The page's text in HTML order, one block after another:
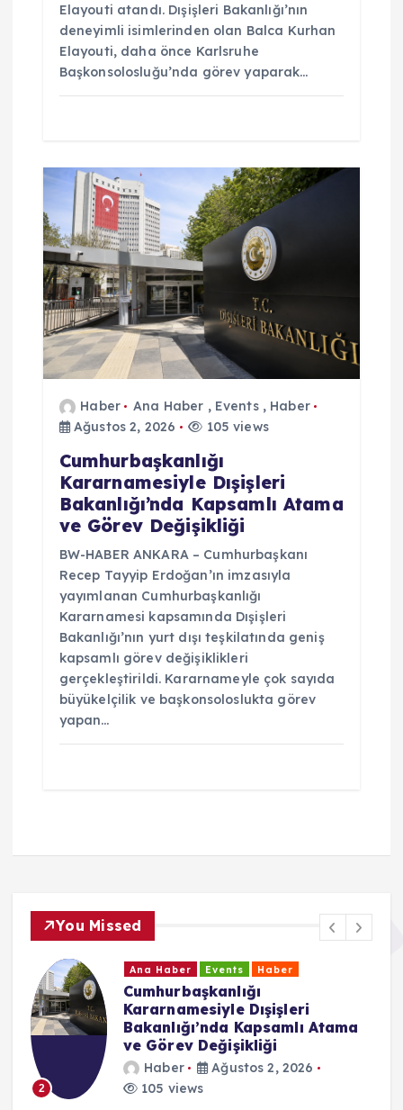
Elayouti atandı. Dışişleri Bakanlığı’nın
deneyimli isimlerinden olan Balca Kurhan
Elayouti, daha önce Karlsruhe
Başkonsolosluğu’nda görev yaparak…
Haber Ana Haber , Events, Haber
Ağustos 2, 2026
105 views
Cumhurbaşkanlığı
Kararnamesiyle Dışişleri
Bakanlığı’nda Kapsamlı Atama
ve Görev Değişikliği
BW-HABER ANKARA – Cumhurbaşkanı
Recep Tayyip Erdoğan’ın imzasıyla
yayımlanan Cumhurbaşkanlığı
Kararnamesi kapsamında Dışişleri
Bakanlığı’nın yurt dışı teşkilatında geniş
kapsamlı görev değişiklikleri
gerçekleştirildi. Kararnameyle çok sayıda
büyükelçilik ve başkonsoloslukta görev
yapan…
You Missed
2
Ana Haber Events Haber
Cumhurbaşkanlığı
Kararnamesiyle Dışişleri
Bakanlığı’nda Kapsamlı Atama
ve Görev Değişikliği
Haber
Ağustos 2, 2026
105 views